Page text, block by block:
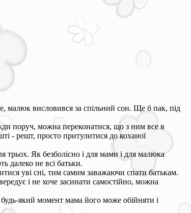
малюк висловився за спільний сон. Ще б пак, під
поруч, можна переконатися, що з ним все в
- решт, просто притулитися до коханої
трьох. Як безболісно і для мами і для малюка
далеко не всі батьки.
уві сні, тим самим заважаючи спати батькам.
і не хоче засинати самостійно, можна
який момент мама його може обійняти і